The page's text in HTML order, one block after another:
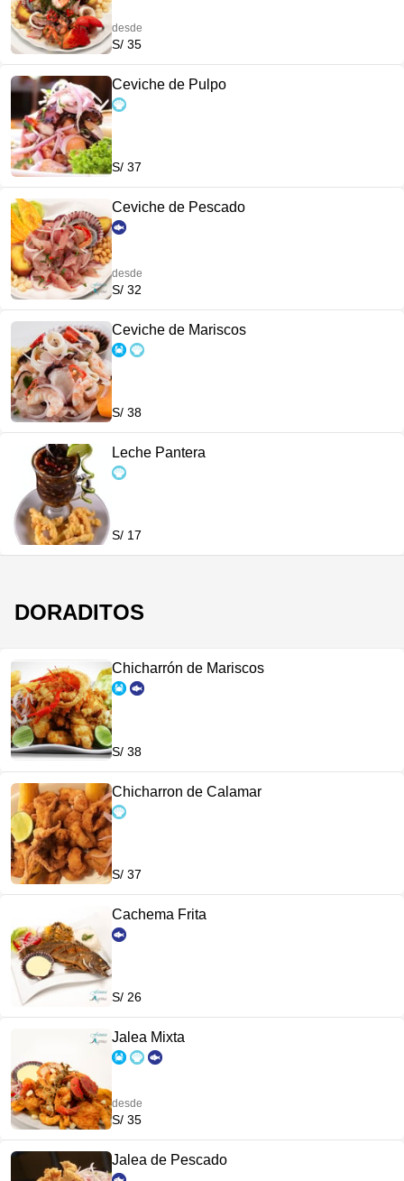
desde
S/ 35
Ceviche de Pulpo
S/ 37
Ceviche de Pescado
desde
S/ 32
Ceviche de Mariscos
S/ 38
Leche Pantera
S/ 17
DORADITOS
Chicharrón de Mariscos
S/ 38
Chicharron de Calamar
S/ 37
Cachema Frita
S/ 26
Jalea Mixta
desde
S/ 35
Jalea de Pescado